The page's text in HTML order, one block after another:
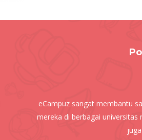
eCampuz sangat membantu
mereka di berbagai universitas